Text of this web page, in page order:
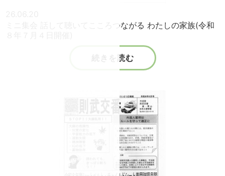
ミニ集会 話して聴いてこころつながる わたしの家族(令和
続きを読む